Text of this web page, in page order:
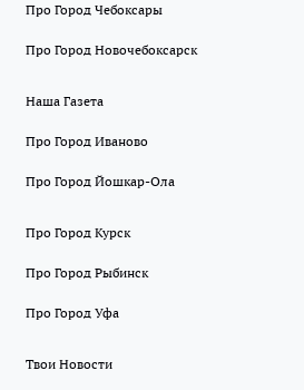
Про Город Чебоксары
Про Город Новочебоксарск
Наша Газета
Про Город Иваново
Про Город Йошкар-Ола
Про Город Курск
Про Город Рыбинск
Про Город Уфа
Твои Новости